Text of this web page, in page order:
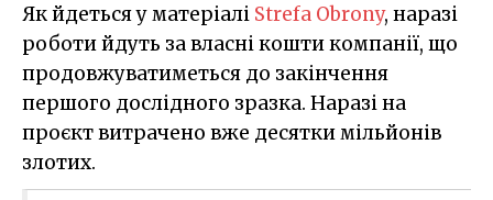
Як йдеться у матеріалі Strefa Obrony, наразі
роботи йдуть за власні кошти компанії, що
продовжуватиметься до закінчення
першого дослідного зразка. Наразі на
проєкт витрачено вже десятки мільйонів
злотих.